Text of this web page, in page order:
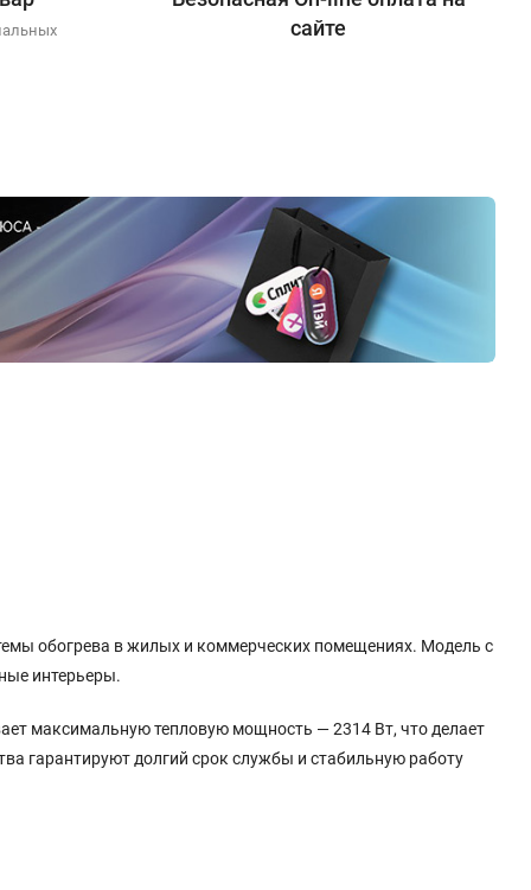
сайте
обогрева в жилых и коммерческих помещениях. Модель с
интерьеры.
максимальную тепловую мощность — 2314 Вт, что делает
гарантируют долгий срок службы и стабильную работу